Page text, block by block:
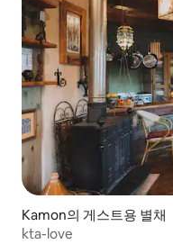
Kamon의 게스트용 별채
kta-love